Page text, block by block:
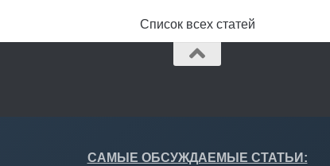
Список всех статей
САМЫЕ ОБСУЖДАЕМЫЕ СТАТЬИ: